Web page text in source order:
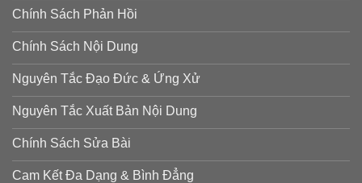
Chính Sách Phản Hồi
Chính Sách Nội Dung
Nguyên Tắc Đạo Đức & Ứng Xử
Nguyên Tắc Xuất Bản Nội Dung
Chính Sách Sửa Bài
Cam Kết Đa Dạng & Bình Đẳng